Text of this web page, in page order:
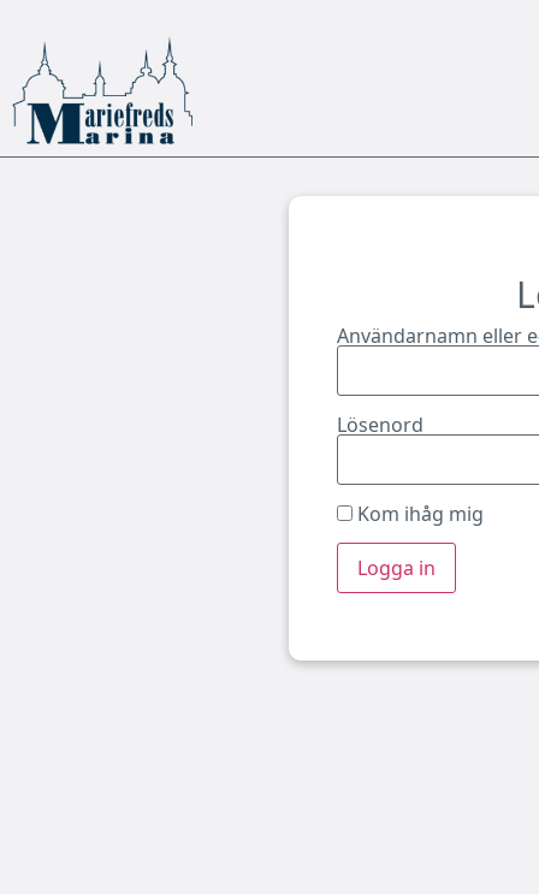
Användarnamn eller
Lösenord
Kom ihåg mig